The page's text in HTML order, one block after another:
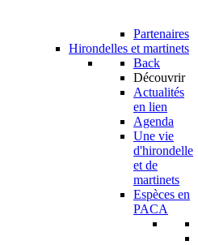
Partenaires
Hirondelles et martinets
Back
Découvrir
Actualités
en lien
Agenda
Une vie
d'hirondelle
et de
martinets
Espèces en
PACA